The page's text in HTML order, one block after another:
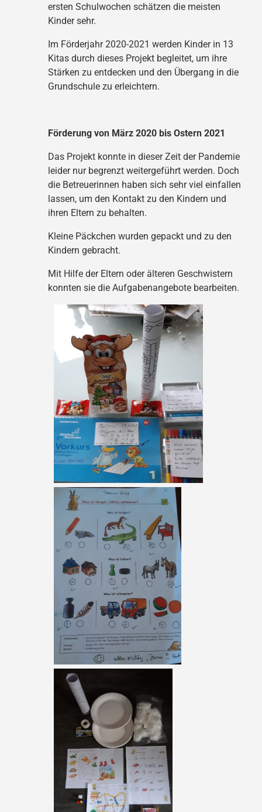
ersten Schulwochen schätzen die meisten
Kinder sehr.
Im Förderjahr 2020-2021 werden Kinder in 13
Kitas durch dieses Projekt begleitet, um ihre
Stärken zu entdecken und den Übergang in die
Grundschule zu erleichtern.
Förderung von März 2020 bis Ostern 2021
Das Projekt konnte in dieser Zeit der Pandemie
leider nur begrenzt weitergeführt werden. Doch
die Betreuerinnen haben sich sehr viel einfallen
lassen, um den Kontakt zu den Kindern und
ihren Eltern zu behalten.
Kleine Päckchen wurden gepackt und zu den
Kindern gebracht.
Mit Hilfe der Eltern oder älteren Geschwistern
konnten sie die Aufgabenangebote bearbeiten.